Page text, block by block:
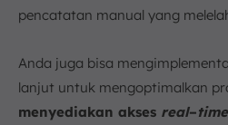
pencatatan manual yang
Anda juga bisa
lanjut untuk mengoptimalkan
menyediakan akses real–time